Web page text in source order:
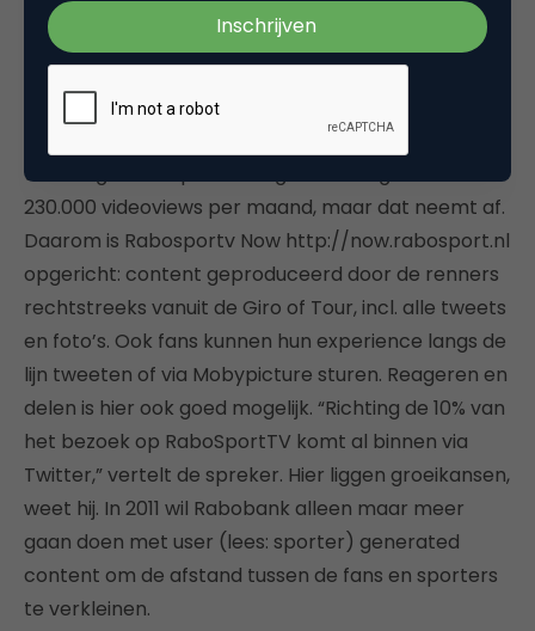
partnerships met externe kanalen, zoals IEX.nl, FD.nl
en Belegger.nl.”
De Rabobank sponsort paardensport, hockey en
komt dat met veel video
tot uiting. Rabo Sport TV is gemiddeld goed voor
230.000 videoviews per maand, maar dat neemt af.
Daarom is Rabosportv Now http://now.rabosport.nl
opgericht: content geproduceerd door de renners
rechtstreeks vanuit de Giro of Tour, incl. alle tweets
en foto’s. Ook fans kunnen hun experience langs de
lijn tweeten of via Mobypicture sturen. Reageren en
delen is hier ook goed mogelijk. “Richting de 10% van
het bezoek op RaboSportTV komt al binnen via
Twitter,” vertelt de spreker. Hier liggen groeikansen,
weet hij. In 2011 wil Rabobank alleen maar meer
gaan doen met user (lees: sporter) generated
content om de afstand tussen de fans en sporters
te verkleinen.